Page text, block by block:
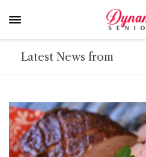
Latest News from